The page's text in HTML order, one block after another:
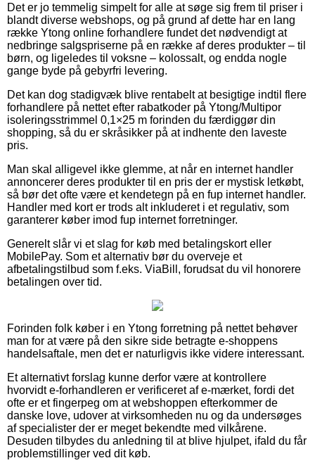
Det er jo temmelig simpelt for alle at søge sig frem til priser i
blandt diverse webshops, og på grund af dette har en lang
række Ytong online forhandlere fundet det nødvendigt at
nedbringe salgspriserne på en række af deres produkter – til
børn, og ligeledes til voksne – kolossalt, og endda nogle
gange byde på gebyrfri levering.
Det kan dog stadigvæk blive rentabelt at besigtige indtil flere
forhandlere på nettet efter rabatkoder på Ytong/Multipor
isoleringsstrimmel 0,1×25 m forinden du færdiggør din
shopping, så du er skråsikker på at indhente den laveste
pris.
Man skal alligevel ikke glemme, at når en internet handler
annoncerer deres produkter til en pris der er mystisk letkøbt,
så bør det ofte være et kendetegn på en fup internet handler.
Handler med kort er trods alt inkluderet i et regulativ, som
garanterer køber imod fup internet forretninger.
Generelt slår vi et slag for køb med betalingskort eller
MobilePay. Som et alternativ bør du overveje et
afbetalingstilbud som f.eks. ViaBill, forudsat du vil honorere
betalingen over tid.
Forinden folk køber i en Ytong forretning på nettet behøver
man for at være på den sikre side betragte e-shoppens
handelsaftale, men det er naturligvis ikke videre interessant.
Et alternativt forslag kunne derfor være at kontrollere
hvorvidt e-forhandleren er verificeret af e-mærket, fordi det
ofte er et fingerpeg om at webshoppen efterkommer de
danske love, udover at virksomheden nu og da undersøges
af specialister der er meget bekendte med vilkårene.
Desuden tilbydes du anledning til at blive hjulpet, ifald du får
problemstillinger ved dit køb.